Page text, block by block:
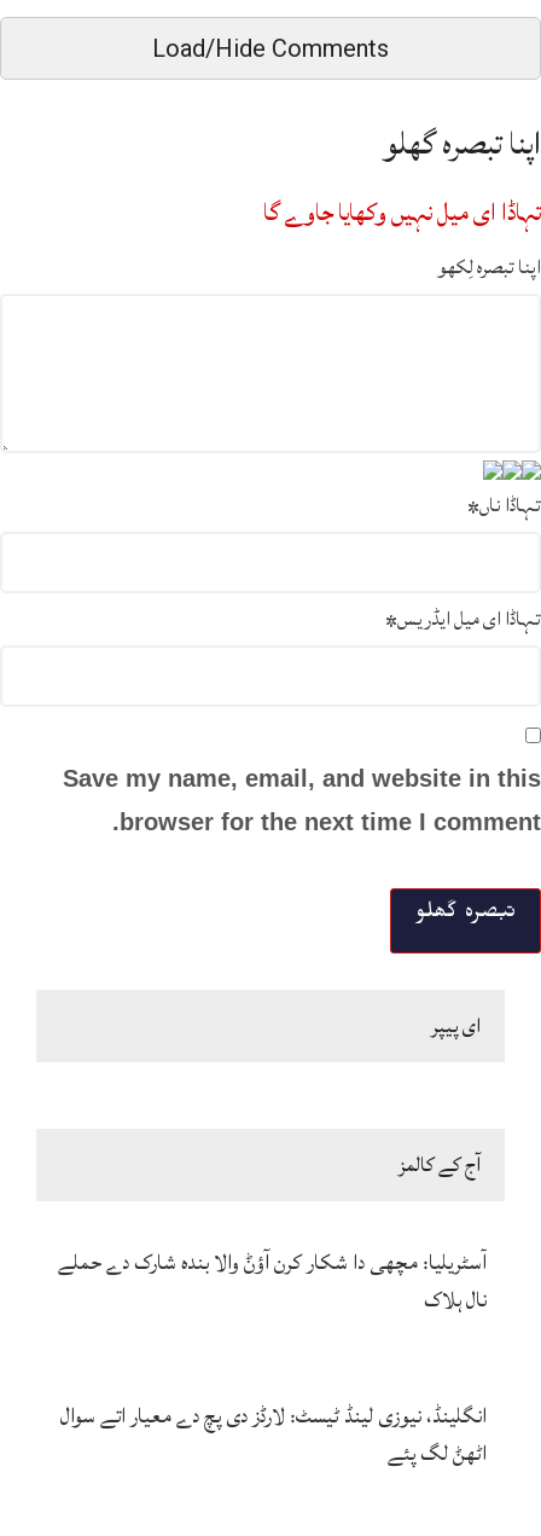
Load/Hide Comments
اپنا تبصرہ گھلو
تہاڈا ای میل نہیں وکھایا جاوے گا
اپنا تبصرہ لِکھو
تہاڈا ناں*
تہاڈا ای میل ایڈریس*
Save my name, email, and website in this
browser for the next time I comment.
ای پیپر
آج کے کالمز
آسٹریلیا: مچھی دا شکار کرن آؤݨ والا بندہ شارک دے حملے
نال ہلاک
انگلینڈ، نیوزی لینڈ ٹیسٹ: لارڈز دی پچ دے معیار اتے سوال
اٹھݨ لگ پئے